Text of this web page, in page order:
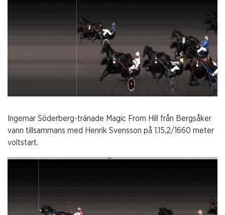
Ingemar Söderberg-tränade Magic From Hill från Bergsåker
vann tillsammans med Henrik Svensson på 1.15,2/1660 meter
voltstart.